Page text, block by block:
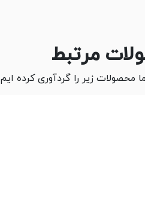
مرتبط
زیر را گردآوری کرده ایم